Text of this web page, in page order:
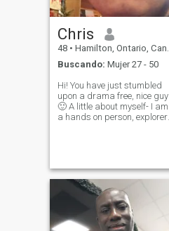
Chris
48 • Hamilton, Ontario, Canadá
Buscando: Mujer 27 - 50
Hi! You have just stumbled
upon a drama free, nice guy
🙂 A little about myself- I am
a hands on person, explorer,
play tenn